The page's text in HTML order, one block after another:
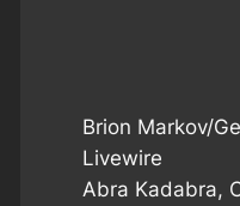
Brion Markov/
Livewire
Abra Kadabra,